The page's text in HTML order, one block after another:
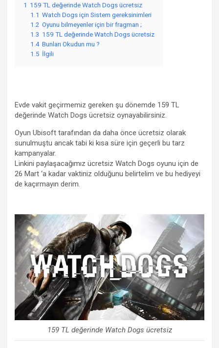
1 159 TL değerinde Watch Dogs ücretsiz
1.1 Watch Dogs için Sistem gereksinimleri
1.2 Oyunu bilmeyenler için bir fragman ;
1.3 159 TL değerinde Watch Dogs ücretsiz
1.4 Bunları Okudun mu ?
1.5 İlgili
Evde vakit geçirmemiz gereken şu dönemde 159 TL
değerinde Watch Dogs ücretsiz oynayabilirsiniz.
Oyun Ubisoft tarafından da daha önce ücretsiz olarak
sunulmuştu ancak tabi ki kısa süre için geçerli bu tarz
kampanyalar.
Linkini paylaşacağımız ücretsiz Watch Dogs oyunu için de
26 Mart ‘a kadar vaktiniz olduğunu belirtelim ve bu hediyeyi
de kaçırmayın derim.
159 TL değerinde Watch Dogs ücretsiz